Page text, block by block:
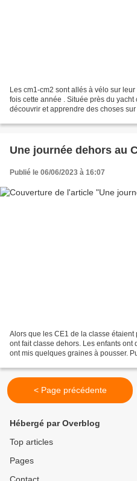
Les cm1-cm2 sont allés à vélo sur
fois cette année . Située près du
découvrir et apprendre des choses
Une journée dehors au
Publié le 06/06/2023 à 16:07
Alors que les CE1 de la classe
ont fait classe dehors. Les enfants
ont mis quelques graines à pousser.
< Page précédente
Hébergé par Overblog
Top articles
Pages